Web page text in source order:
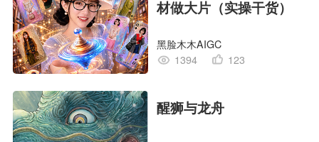
材做大片（实操干货）
黑脸木木AIGC
1394
123
醒狮与龙舟